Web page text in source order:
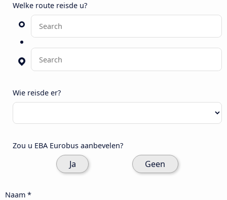
Welke route reisde u?
Wie reisde er?
Zou u EBA Eurobus aanbevelen?
Ja Geen
Naam *